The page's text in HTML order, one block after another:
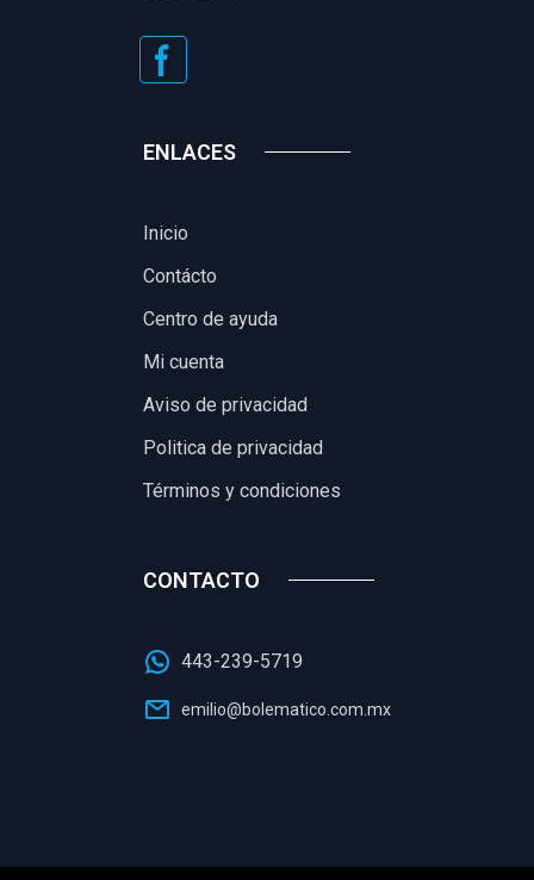
ENLACES
Inicio
Contácto
Centro de ayuda
Mi cuenta
Aviso de privacidad
Politica de privacidad
Términos y condiciones
CONTACTO
443-239-5719
emilio@bolematico.com.mx